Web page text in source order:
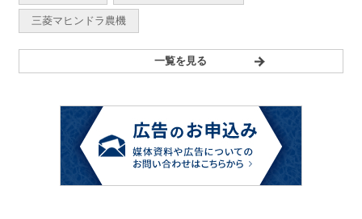
三菱マヒンドラ農機
一覧を見る